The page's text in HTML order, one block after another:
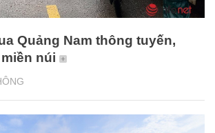
Quảng Nam thông tuyến,
núi